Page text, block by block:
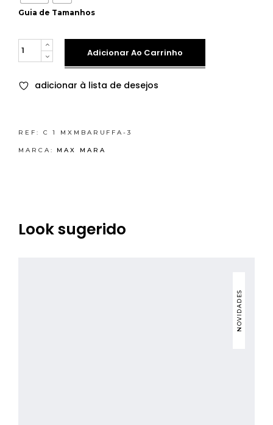
Guia de Tamanhos
Quantity
Adicionar Ao Carrinho
adicionar à lista de desejos
REF: C 1 MXMBARUFFA-3
MARCA: MAX MARA
Look sugerido
NOVIDADES